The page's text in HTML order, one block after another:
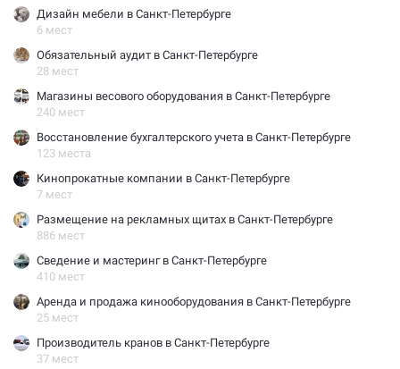
Дизайн мебели в Санкт-Петербурге
6 мест
Обязательный аудит в Санкт-Петербурге
28 мест
Магазины весового оборудования в Санкт-Петербурге
240 мест
Восстановление бухгалтерского учета в Санкт-Петербурге
123 места
Кинопрокатные компании в Санкт-Петербурге
7 мест
Размещение на рекламных щитах в Санкт-Петербурге
886 мест
Сведение и мастеринг в Санкт-Петербурге
410 мест
Аренда и продажа кинооборудования в Санкт-Петербурге
25 мест
Производитель кранов в Санкт-Петербурге
37 мест